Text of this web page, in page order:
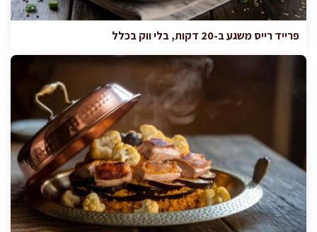
פרייד רייס משגע ב-20 דקות, בלי ווק בכלל